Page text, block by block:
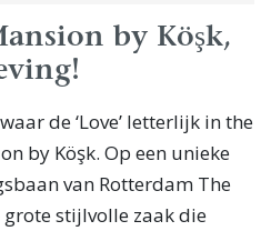
by Köşk,
de ‘Love’ letterlijk in the
by Köşk. Op een unieke
van Rotterdam The
stijlvolle zaak die